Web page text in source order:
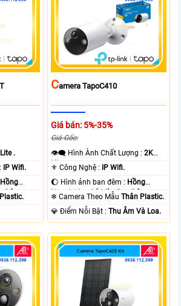
.
⚜️ Tích hợp công nghệ : IP Wifi.
Hồng
Ðêm.
CAmera TapoC410
Giá bán: 5%-35%
Giá Gốc:
👁️‍🗨 Hình Ành Chất Lượng :2K
Lite .
⚜️ Công Nghệ : IP Wifi.
🌔 Hình ảnh ban đêm : Hồng
Ngoại 10m Có Màu Ban Ðêm.
❄ Camera Theo MẫuThân Plastic.
️💎 Điểm Nỗi Bật :Thu Âm Và Loa.